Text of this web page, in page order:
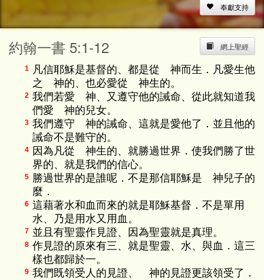
15s
15s奉獻支持
網上聖經
約翰一書 5:1-12
1 凡信耶穌是基督的、都是從 神而生．凡愛生他
之 神的、也必愛從 神生的。
2 我們若愛 神、又遵守他的誡命、從此就知道我
們愛 神的兒女。
3 我們遵守 神的誡命、這就是愛他了．並且他的
誡命不是難守的。
4
因為凡從 神生的、就勝過世界．使我們勝了世
界的、就是我們的信心。
5 勝過世界的是誰呢．不是那信耶穌是 神兒子的
麼．
6 這藉著水和血而來的就是耶穌基督．不是單用
水、乃是用水又用血。
7 並且有聖靈作見證、因為聖靈就是真理。
8 作見證的原來有三、就是聖靈、水、與血．這三
樣也都歸於一。
9 我們既領受人的見證、 神的見證更該領受了．